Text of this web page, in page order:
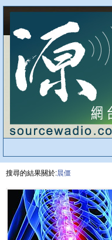
搜尋的結果關於:晨僵